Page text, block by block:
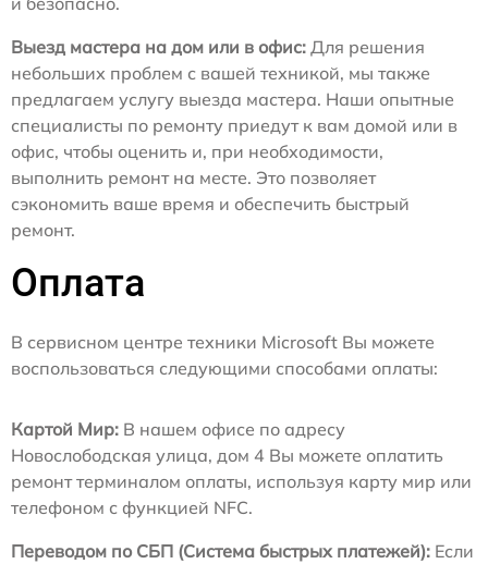
Выезд мастера на дом или в офис: Для решения
небольших проблем с вашей техникой, мы также
предлагаем услугу выезда мастера. Наши опытные
специалисты по ремонту приедут к вам домой или в
офис, чтобы оценить и, при необходимости,
выполнить ремонт на месте. Это позволяет
сэкономить ваше время и обеспечить быстрый
ремонт.
Оплата
В сервисном центре техники Microsoft Вы можете
воспользоваться следующими способами оплаты:
Картой Мир: В нашем офисе по адресу
Новослободская улица, дом 4 Вы можете оплатить
ремонт терминалом оплаты, используя карту мир или
телефоном с функцией NFC.
Переводом по СБП (Система быстрых платежей): Если